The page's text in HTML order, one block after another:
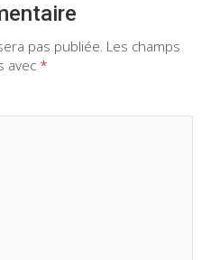
pas publiée. Les champs
avec *